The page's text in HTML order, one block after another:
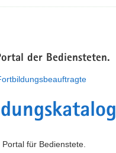
der Bediensteten.
für Bedienstete.